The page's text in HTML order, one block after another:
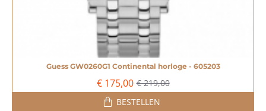
Guess GW0260G1 Continental horloge - 605203
€ 175,00 € 219,00
BESTELLEN